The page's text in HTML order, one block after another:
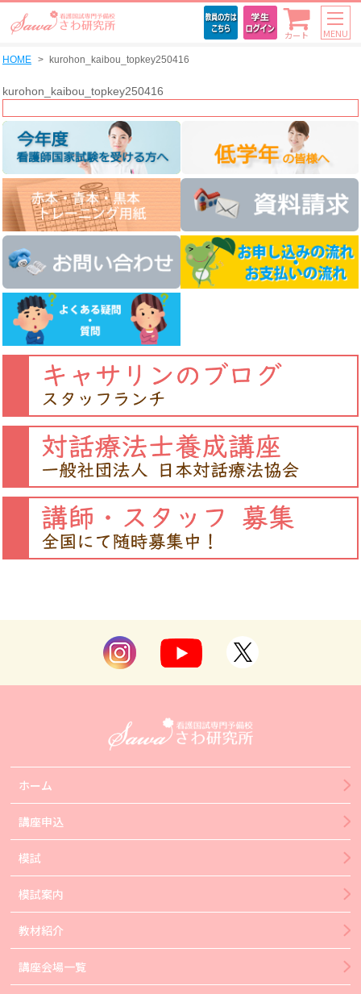
カート MENU
HOME kurohon_kaibou_topkey250416
kurohon_kaibou_topkey250416
ホーム
講座申込
模試
模試案内
教材紹介
講座会場一覧